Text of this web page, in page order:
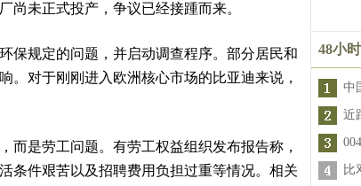
尚未正式投产，争议已经接踵而来。
规定的问题，并启动调查程序。部分居民和
。对于刚刚进入欧洲核心市场的比亚迪来说，
是劳工问题。有劳工权益组织发布报告称，
条件艰苦以及招聘费用负担过重等情况。相关
48小
中
近
比